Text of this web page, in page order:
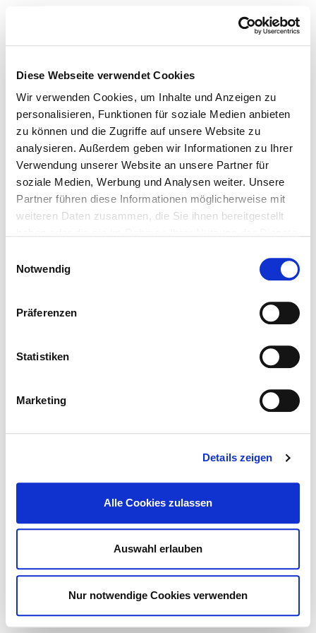
Diese Webseite verwendet Cookies
Wir verwenden Cookies, um Inhalte und Anzeigen zu
personalisieren, Funktionen für soziale Medien anbieten
zu können und die Zugriffe auf unsere Website zu
analysieren. Außerdem geben wir Informationen zu Ihrer
Verwendung unserer Website an unsere Partner für
soziale Medien, Werbung und Analysen weiter. Unsere
Partner führen diese Informationen möglicherweise mit
weiteren Daten zusammen, die Sie ihnen bereitgestellt
Notwendig
Präferenzen
Statistiken
Marketing
Details zeigen
Alle Cookies zulassen
Auswahl erlauben
Nur notwendige Cookies verwenden
Zur Krankenhaus-Startseite
Westpfalz-Klinikum GmbH -
Standort II Kusel
Hygiene
Ein/e Hygienebeauftragte/r wurde nicht
eingerichtet
Hygienekommission
Hygienestandard ZVK und weitere Maßnahmen
Umgang mit Wunden
Umgang mit MRE /MRSA
Hygienebezogenes Risikomanagement
Kontakt
Datenschutz
DKTIG